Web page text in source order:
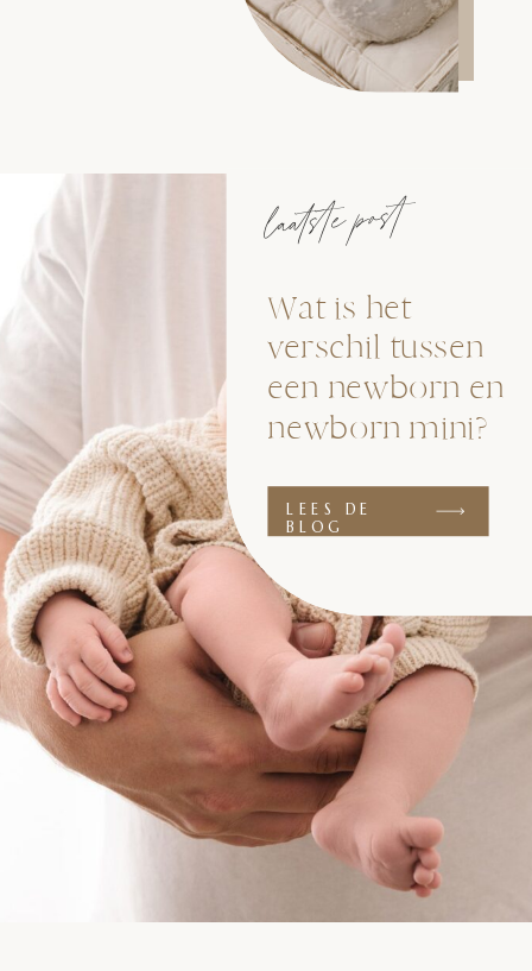
LEES DE
BLOG
Wat is het
verschil tussen
een newborn en
newborn mini?
laatste post